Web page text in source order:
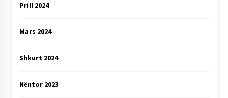
Prill 2024
Mars 2024
Shkurt 2024
Nëntor 2023